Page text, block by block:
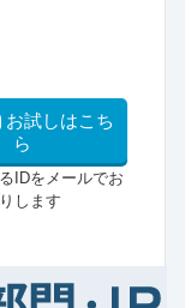
お試しはこち
ら
IDをメールでお
します